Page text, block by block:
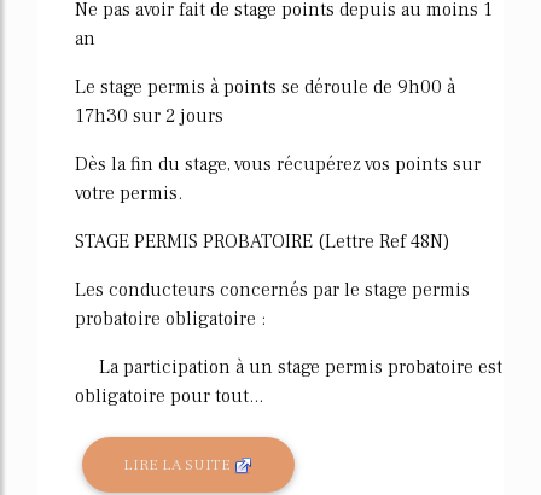
Ne pas avoir fait de stage points depuis au moins 1
an
Le stage permis à points se déroule de 9h00 à
17h30 sur 2 jours
Dès la fin du stage, vous récupérez vos points sur
votre permis.
STAGE PERMIS PROBATOIRE (Lettre Ref 48N)
Les conducteurs concernés par le stage permis
probatoire obligatoire :
La participation à un stage permis probatoire est
obligatoire pour tout...
LIRE LA SUITE